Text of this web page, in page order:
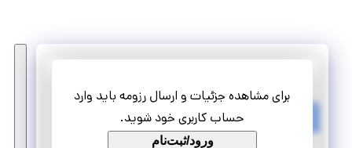
برای مشاهده جزئیات و ارسال رزومه باید وارد
حساب کاربری خود شوید.
ورود/ثبت‌نام
تمام وقت استخدام